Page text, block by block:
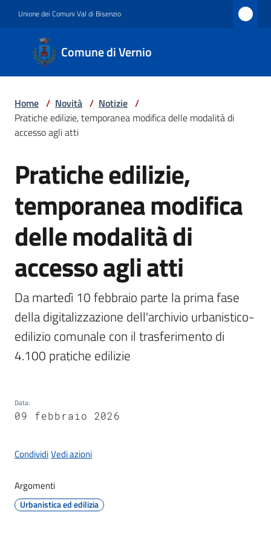
Unione dei Comuni Val di Bisenzio
Comune di Vernio
Comune
di
Vernio
Amministrazione
Novità
Servizi
Documenti
e
dati
Home / Novità / Notizie /
Pratiche edilizie, temporanea modifica delle modalità di
accesso agli atti
Salta al contenuto
Pratiche edilizie,
temporanea modifica
delle modalità di
accesso agli atti
Da martedì 10 febbraio parte la prima fase
della digitalizzazione dell'archivio urbanistico-
edilizio comunale con il trasferimento di
Data:
09 febbraio 2026
CondividiVedi azioni
Argomenti
Urbanistica ed edilizia